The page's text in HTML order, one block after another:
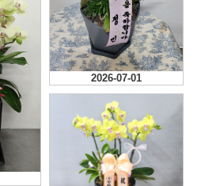
2026-07-28
2026-07-01
2026-07-01